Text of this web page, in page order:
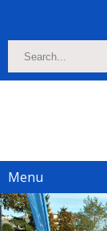
Menu